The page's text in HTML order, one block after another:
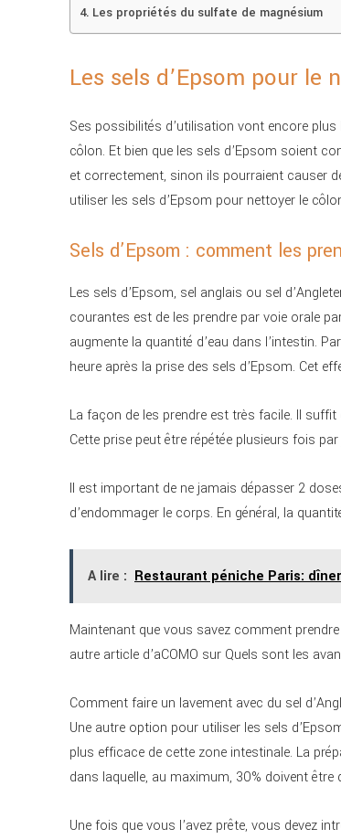
Les propriétés du sulfate de magnésium
Les sels d’Epsom pour le
Ses possibilités d’utilisation vont encore
côlon. Et bien que les sels d’Epsom soient
et correctement, sinon ils pourraient causer
utiliser les sels d’Epsom pour nettoyer le
Sels d’Epsom : comment les
Les sels d’Epsom, sel anglais ou sel
courantes est de les prendre par voie orale
augmente la quantité d’eau dans l’intestin.
heure après la prise des sels d’Epsom. Cet
La façon de les prendre est très facile. Il
Cette prise peut être répétée plusieurs fois
Il est important de ne jamais dépasser 2
d’endommager le corps. En général, la
A lire : Restaurant péniche Paris:
Maintenant que vous savez comment
autre article d’aCOMO sur Quels sont les
Comment faire un lavement avec du sel
Une autre option pour utiliser les sels
plus efficace de cette zone intestinale. La
dans laquelle, au maximum, 30% doivent être
Une fois que vous l’avez prête, vous devez